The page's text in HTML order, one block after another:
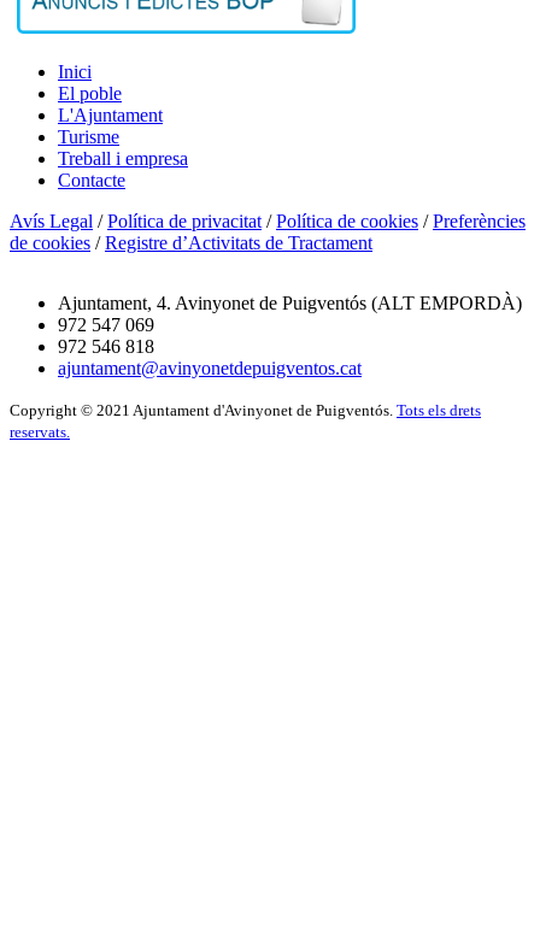
Inici
El poble
L'Ajuntament
Turisme
Treball i empresa
Contacte
Avís Legal /Política de privacitat /Política de cookies /Preferències
de cookies /Registre d’Activitats de Tractament
Ajuntament, 4. Avinyonet de Puigventós (ALT EMPORDÀ)
972 547 069
972 546 818
ajuntament@avinyonetdepuigventos.cat
Copyright © 2021 Ajuntament d'Avinyonet de Puigventós. Tots els drets
reservats.